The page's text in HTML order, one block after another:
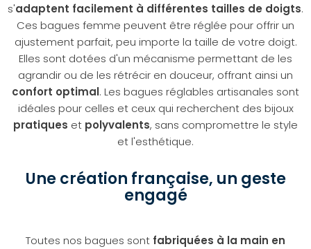
s'adaptent facilement à différentes tailles de doigts.
Ces bagues femme peuvent être réglée pour offrir un
ajustement parfait, peu importe la taille de votre doigt.
Elles sont dotées d'un mécanisme permettant de les
agrandir ou de les rétrécir en douceur, offrant ainsi un
confort optimal. Les bagues réglables artisanales sont
idéales pour celles et ceux qui recherchent des bijoux
pratiques et polyvalents, sans compromettre le style
et l'esthétique.
Une création française, un geste
engagé
Toutes nos bagues sont fabriquées à la main en